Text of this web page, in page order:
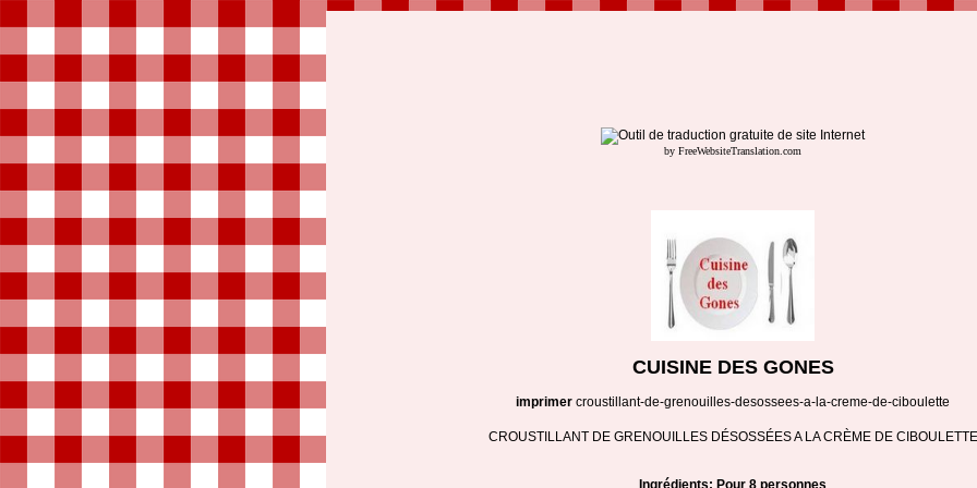
by FreeWebsiteTranslation.com
CUISINE DES GONES
imprimer croustillant-de-grenouilles-desossees-a-la-creme-de-ciboulette
CROUSTILLANT DE GRENOUILLES DÉSOSSÉES A LA CRÈME DE CIBOULETTE
Ingrédients: Pour 8 personnes